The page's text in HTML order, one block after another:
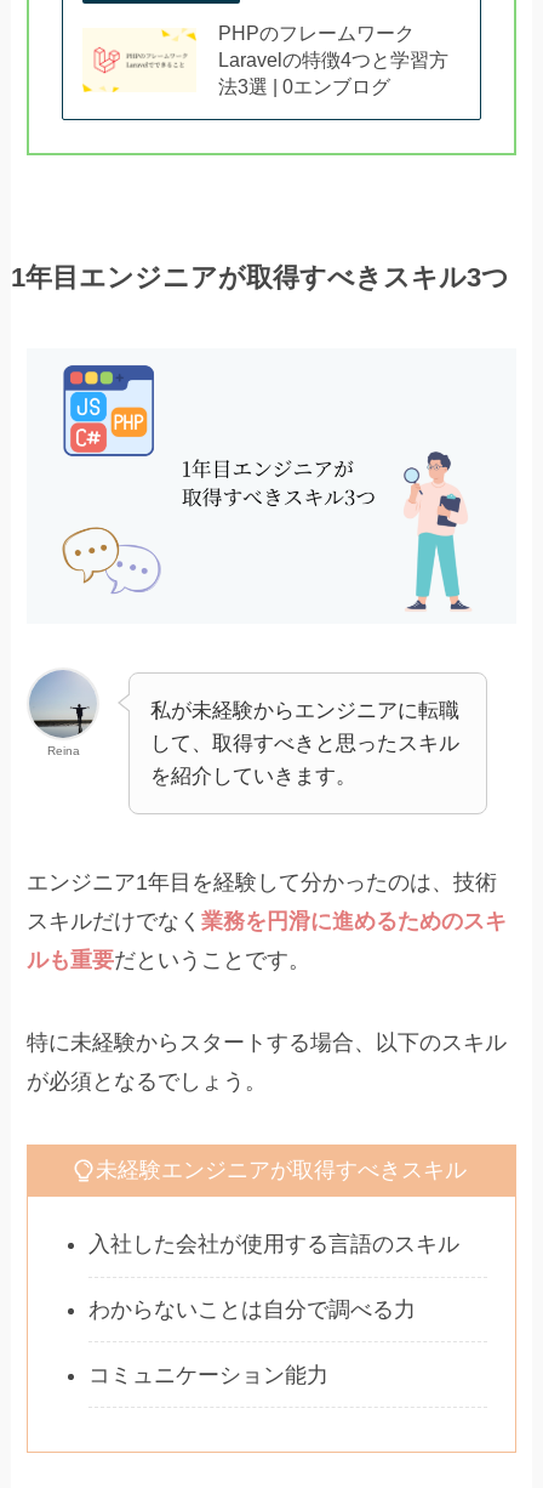
PHPのフレームワーク
Laravelの特徴4つと学習方
法3選 | 0エンブログ
1年目エンジニアが取得すべきスキル3つ
Reina
私が未経験からエンジニアに転職
して、取得すべきと思ったスキル
を紹介していきます。
エンジニア1年目を経験して分かったのは、技術
スキルだけでなく業務を円滑に進めるためのスキ
ルも重要だということです。
特に未経験からスタートする場合、以下のスキル
が必須となるでしょう。
未経験エンジニアが取得すべきスキル
入社した会社が使用する言語のスキル
わからないことは自分で調べる力
コミュニケーション能力